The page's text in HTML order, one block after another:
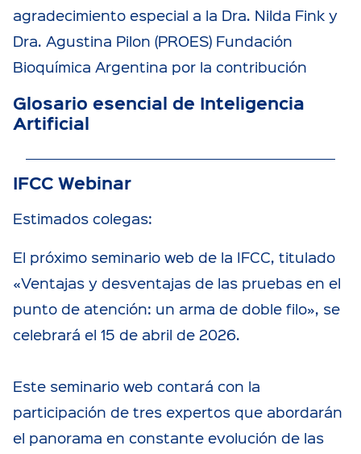
agradecimiento especial a la Dra. Nilda Fink y
Dra. Agustina Pilon (PROES) Fundación
Bioquímica Argentina por la contribución
Glosario esencial de Inteligencia
Artificial
IFCC Webinar
Estimados colegas:
El próximo seminario web de la IFCC, titulado
«Ventajas y desventajas de las pruebas en el
punto de atención: un arma de doble filo», se
celebrará el 15 de abril de 2026.
Este seminario web contará con la
participación de tres expertos que abordarán
el panorama en constante evolución de las